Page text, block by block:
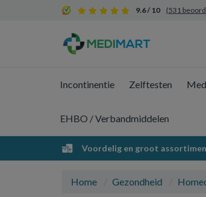
9.6 / 10 (531
Incontinentie Zelftesten
EHBO / Verbandmiddelen
Voordelig en groot
Home Gezondheid